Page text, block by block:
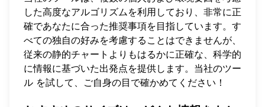
した高度なアルゴリズムを利用しており、非常に正
確であなたに合った推奨事項を目指しています。す
べての独自の好みを考慮することはできませんが、
従来の静的チャートよりもはるかに正確な、科学的
に情報に基づいた出発点を提供します。 当社のツー
ル を試して、ご自身の目で確かめてください！